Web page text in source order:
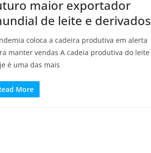
maior exportador
de leite e derivados
coloca a cadeira produtiva em alerta
manter vendas A cadeia produtiva do leite
é uma das mais
More